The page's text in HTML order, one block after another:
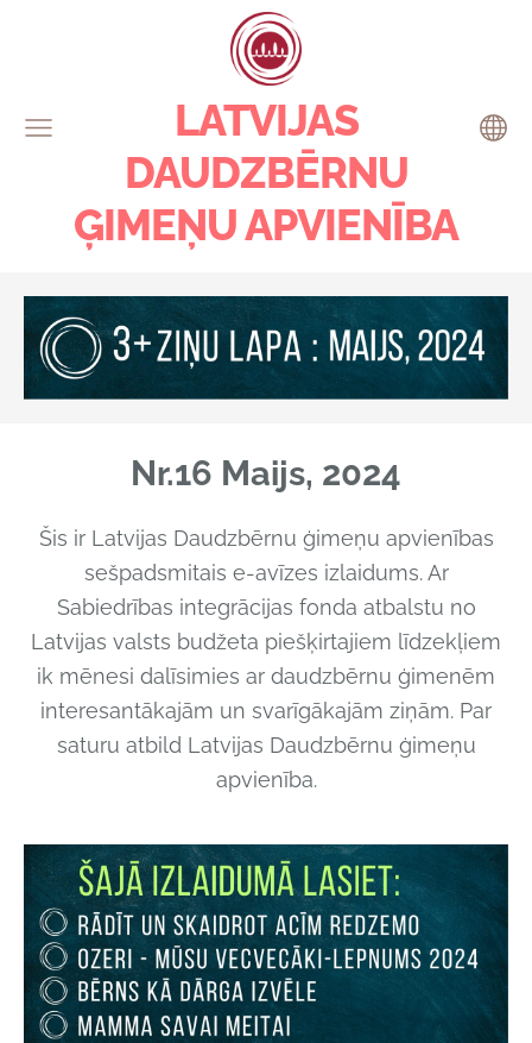
LATVIJAS
DAUDZBĒRNU
ĢIMEŅU APVIENĪBA
Nr.16 Maijs, 2024
Šis ir Latvijas Daudzbērnu ģimeņu apvienības
sešpadsmitais e-avīzes izlaidums. Ar
Sabiedrības integrācijas fonda atbalstu no
Latvijas valsts budžeta piešķirtajiem līdzekļiem
ik mēnesi dalīsimies ar daudzbērnu ģimenēm
interesantākajām un svarīgākajām ziņām. Par
saturu atbild Latvijas Daudzbērnu ģimeņu
apvienība.